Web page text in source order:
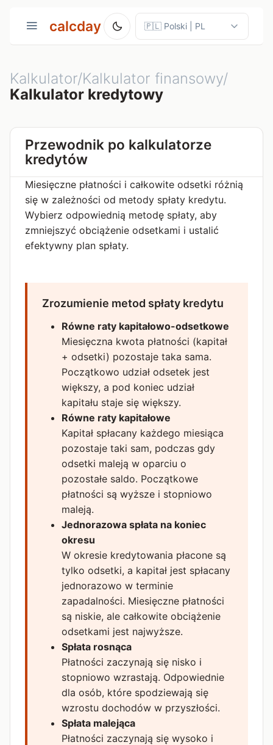
calcday
Kalkulator/Kalkulator finansowy/
Kalkulator kredytowy
Przewodnik po kalkulatorze
kredytów
Miesięczne płatności i całkowite odsetki różnią
się w zależności od metody spłaty kredytu.
Wybierz odpowiednią metodę spłaty, aby
zmniejszyć obciążenie odsetkami i ustalić
efektywny plan spłaty.
Zrozumienie metod spłaty kredytu
Równe raty kapitałowo-odsetkowe
Miesięczna kwota płatności (kapitał
+ odsetki) pozostaje taka sama.
Początkowo udział odsetek jest
większy, a pod koniec udział
kapitału staje się większy.
Równe raty kapitałowe
Kapitał spłacany każdego miesiąca
pozostaje taki sam, podczas gdy
odsetki maleją w oparciu o
pozostałe saldo. Początkowe
płatności są wyższe i stopniowo
maleją.
Jednorazowa spłata na koniec
okresu
W okresie kredytowania płacone są
tylko odsetki, a kapitał jest spłacany
jednorazowo w terminie
zapadalności. Miesięczne płatności
są niskie, ale całkowite obciążenie
odsetkami jest najwyższe.
Spłata rosnąca
Płatności zaczynają się nisko i
stopniowo wzrastają. Odpowiednie
dla osób, które spodziewają się
wzrostu dochodów w przyszłości.
Spłata malejąca
Płatności zaczynają się wysoko i